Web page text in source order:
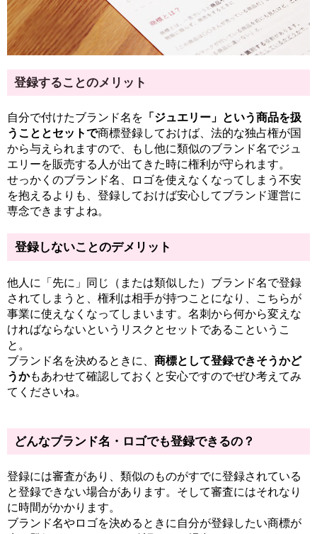
登録することのメリット
自分で付けたブランド名を 「ジュエリー」という商品を扱
うこととセットで商標登録しておけば、法的な独占権が国
から与えられますので、もし他に類似のブランド名でジュ
エリーを販売する人が出てきた時に権利が守られます。
せっかくのブランド名、ロゴを使えなくなってしまう不安
を抱えるよりも、登録しておけば安心してブランド運営に
専念できますよね。
登録しないことのデメリット
他人に「先に」同じ（または類似した）ブランド名で登録
されてしまうと、権利は相手が持つことになり、こちらが
事業に使えなくなってしまいます。名刺から何から変えな
ければならないというリスクとセットであるこというこ
と。
ブランド名を決めるときに、 商標として登録できそうかど
うかもあわせて確認しておくと安心ですのでぜひ考えてみ
てくださいね。
どんなブランド名・ロゴでも登録できるの？
登録には審査があり、 類似のものがすでに登録されている
と登録できない場合があります。そして審査にはそれなり
に時間がかかります。
ブランド名やロゴを決めるときに自分が登録したい商標が